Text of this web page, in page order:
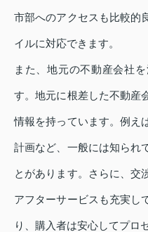
市部へのアクセスも比較的
イルに対応できます。
また、地元の不動産会社
す。地元に根差した不動産
情報を持っています。例え
計画など、一般には知られ
とがあります。さらに、交
アフターサービスも充実し
り、購入者は安心してプロ